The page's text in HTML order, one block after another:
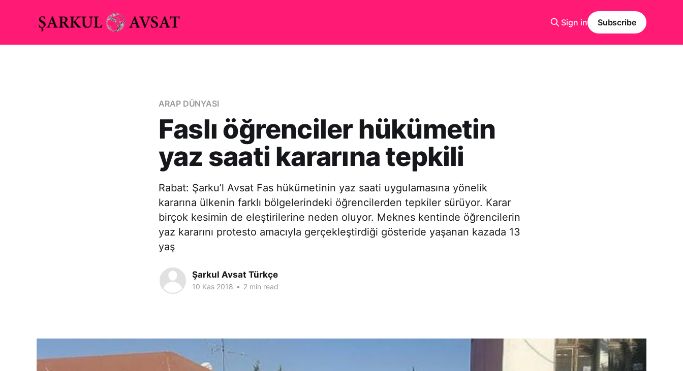
Sign in Subscribe
ARAP DÜNYASI
Faslı öğrenciler hükümetin
yaz saati kararına tepkili
Rabat: Şarku’l Avsat Fas hükümetinin yaz saati uygulamasına yönelik
kararına ülkenin farklı bölgelerindeki öğrencilerden tepkiler sürüyor. Karar
birçok kesimin de eleştirilerine neden oluyor. Meknes kentinde öğrencilerin
yaz kararını protesto amacıyla gerçekleştirdiği gösteride yaşanan kazada 13
yaş
Şarkul Avsat Türkçe
10 Kas 2018 • 2 min read